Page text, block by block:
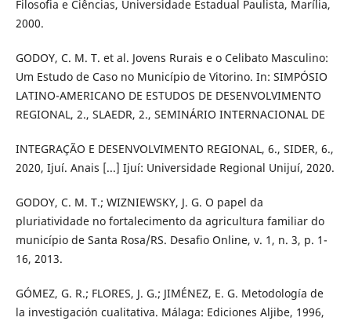
Filosofia e Ciências, Universidade Estadual Paulista, Marília,
2000.
GODOY, C. M. T. et al. Jovens Rurais e o Celibato Masculino:
Um Estudo de Caso no Município de Vitorino. In: SIMPÓSIO
LATINO-AMERICANO DE ESTUDOS DE DESENVOLVIMENTO
REGIONAL, 2., SLAEDR, 2., SEMINÁRIO INTERNACIONAL DE
INTEGRAÇÃO E DESENVOLVIMENTO REGIONAL, 6., SIDER, 6.,
2020, Ijuí. Anais [...] Ijuí: Universidade Regional Unijuí, 2020.
GODOY, C. M. T.; WIZNIEWSKY, J. G. O papel da
pluriatividade no fortalecimento da agricultura familiar do
município de Santa Rosa/RS. Desafio Online, v. 1, n. 3, p. 1-
16, 2013.
GÓMEZ, G. R.; FLORES, J. G.; JIMÉNEZ, E. G. Metodología de
la investigación cualitativa. Málaga: Ediciones Aljibe, 1996,